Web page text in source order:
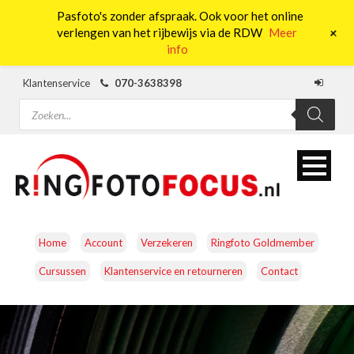
Klantenservice
070-3638398
Producten
zoeken
Home Account Verzekeren Ringfoto Goldmember
Cursussen Klantenservice en retourneren Contact
CAMERA’S OBJECTIEVEN ACCESSOIRES
Pasfoto's zonder afspraak. Ook voor het online
verlengen van het rijbewijs via de RDW Meer
info
+